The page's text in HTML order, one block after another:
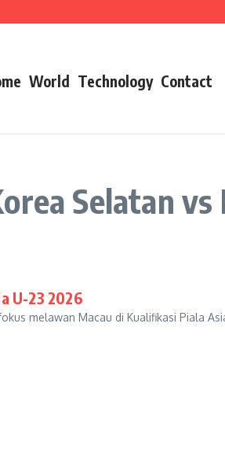
World Technology Contact
Selatan vs
U-23 2026
melawan Macau di Kualifikasi Piala